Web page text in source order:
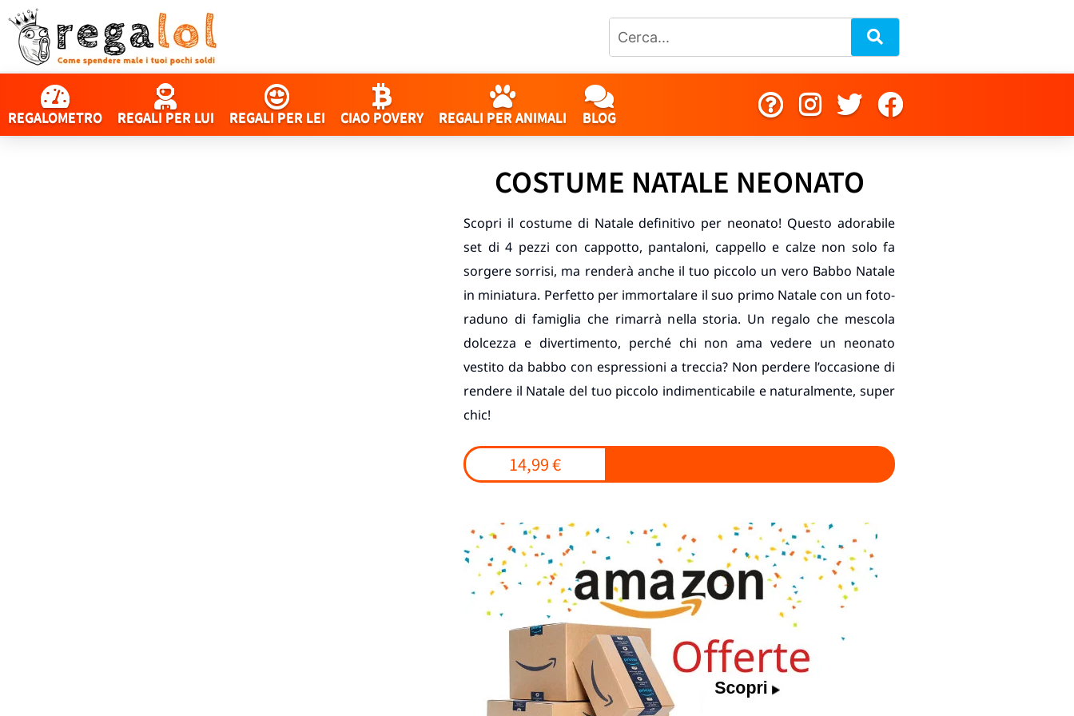
REGALOMETRO REGALI PER LUI REGALI PER LEI CIAO POVERY REGALI PER ANIMALI BLOG
COSTUME NATALE NEONATO
Scopri il costume di Natale definitivo per neonato! Questo adorabile
set di 4 pezzi con cappotto, pantaloni, cappello e calze non solo fa
sorgere sorrisi, ma renderà anche il tuo piccolo un vero Babbo Natale
in miniatura. Perfetto per immortalare il suo primo Natale con un foto-
raduno di famiglia che rimarrà nella storia. Un regalo che mescola
dolcezza e divertimento, perché chi non ama vedere un neonato
vestito da babbo con espressioni a treccia? Non perdere l’occasione di
rendere il Natale del tuo piccolo indimenticabile e naturalmente, super
chic!
14,99 €